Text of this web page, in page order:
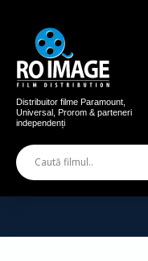
Distribuitor filme Paramount,
Universal, Prorom & parteneri
independenți